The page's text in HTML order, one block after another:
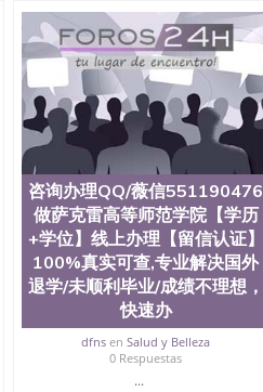
认证、学历认证、文凭认证学位
、澳洲文凭学历、加拿大文凭学
业证（San Jose State
立大学毕业证（San Jose State
立大学成绩单（ San Jose State
何塞州立大学文凭（San Jose
立大学（San Jose State
学（San Jose State University）
San Jose State University）文凭
San Jose State University）圣何
Jose State University）圣 塞州立
University）圣何塞州立大学
）圣何塞州立大学（San Jose
何塞州立大学学位证（San Jose
何塞州立大学（San Jose State
（San Jose State University）圣
Jose State University）圣何塞州
Jose State University）圣何塞州
Jose State University）圣何塞州
咨询办理QQ/薇信551190476
做萨克雷高等师范学院【学历
+学位】线上办理【留信认证】
100%真实可查,专业解决国外
退学/未顺利毕业/成绩不理想，
快速办
dfns enSalud y Belleza
0 Respuestas
...